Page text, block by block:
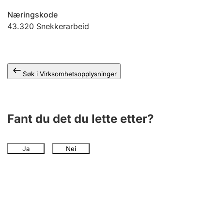
Offentlig sektor
Næringskode
43.320 Snekkerarbeid
Søk i Virksomhetsopplysninger
Fant du det du lette etter?
Ja Nei